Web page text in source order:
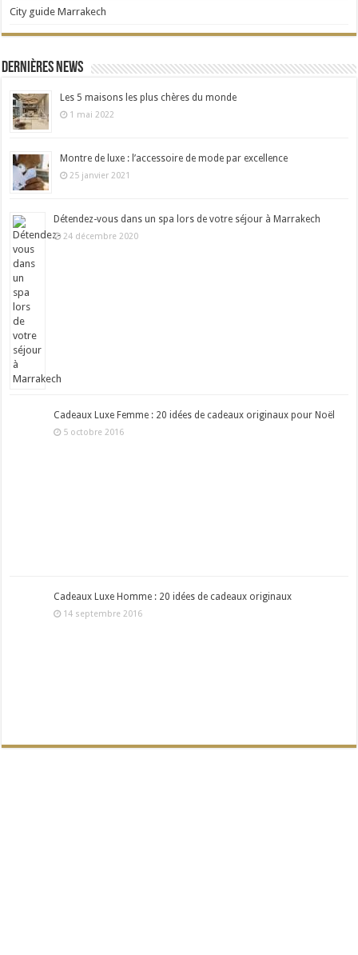
City guide Marrakech
Dernières news
Les 5 maisons les plus chères du monde
1 mai 2022
Montre de luxe : l’accessoire de mode par excellence
25 janvier 2021
Détendez-vous dans un spa lors de votre séjour à Marrakech
24 décembre 2020
Cadeaux Luxe Femme : 20 idées de cadeaux originaux pour Noël
5 octobre 2016
Cadeaux Luxe Homme : 20 idées de cadeaux originaux
14 septembre 2016